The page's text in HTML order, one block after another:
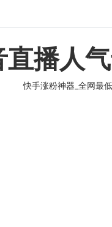
直播人
快手涨粉神器_全网最